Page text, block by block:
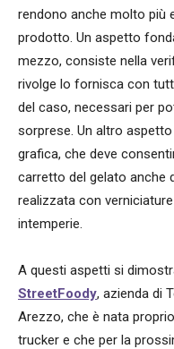
rendono anche molto più
prodotto. Un aspetto
mezzo, consiste nella
rivolge lo fornisca con
del caso, necessari per
sorprese. Un altro
grafica, che deve
carretto del gelato anche
realizzata con
intemperie.
A questi aspetti si
StreetFoody, azienda di
Arezzo, che è nata
trucker e che per la